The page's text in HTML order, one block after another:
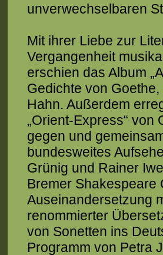
unverwechselbaren
Mit ihrer Liebe zur
Vergangenheit
erschien das Album
Gedichte von
Hahn. Außerdem
„Orient-Express“
gegen und
bundesweites
Grünig und Rainer
Bremer Shakespeare
Auseinandersetzung
renommierter
von Sonetten ins
Programm von Petra